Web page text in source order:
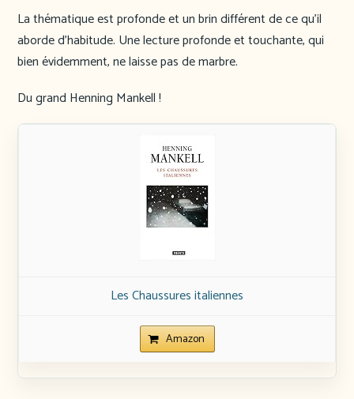
La thématique est profonde et un brin différent de ce qu’il
aborde d’habitude. Une lecture profonde et touchante, qui
bien évidemment, ne laisse pas de marbre.
Du grand Henning Mankell !
Les Chaussures italiennes
Amazon